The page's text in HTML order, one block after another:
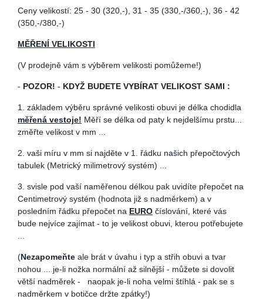
Ceny velikostí: 25 - 30 (320,-), 31 - 35 (330,-/360,-), 36 - 42
(350,-/380,-)
MĚŘENÍ VELIKOSTI
(V prodejně vám s výběrem velikosti pomůžeme!)
- POZOR! - KDYŽ BUDETE VYBÍRAT VELIKOST SAMI :
1. základem výběru správné velikosti obuvi je délka chodidla
měřená vestoje! Měří se délka od paty k nejdelšímu prstu...
změřte velikost v mm ...
2. vaši míru v mm si najděte v 1. řádku našich přepočtových
tabulek (Metrický milimetrový systém) ...
3. svisle pod vaší naměřenou délkou pak uvidíte přepočet na
Centimetrový systém (hodnota již s nadměrkem) a v
posledním řádku přepočet na EURO číslování, které vás
bude nejvíce zajímat - to je velikost obuvi, kterou potřebujete
(Nezapomeňte ale brát v úvahu i typ a střih obuvi a tvar
nohou ... je-li nožka normální až silnější - můžete si dovolit
větší nadměrek - naopak je-li noha velmi štíhlá - pak se s
nadměrkem v botičce držte zpátky!)